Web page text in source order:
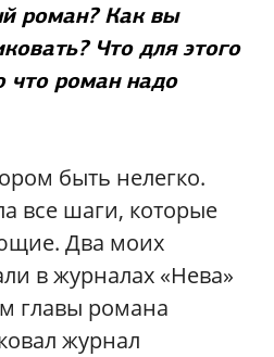
роман? Как вы
Что для этого
что роман надо
быть нелегко.
все шаги, которые
Два моих
в журналах «Нева»
главы романа
журнал